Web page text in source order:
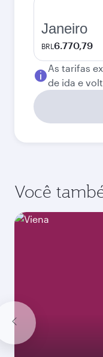
Janeiro
BRL 6.770,79
As tarifas
de ida e
Você